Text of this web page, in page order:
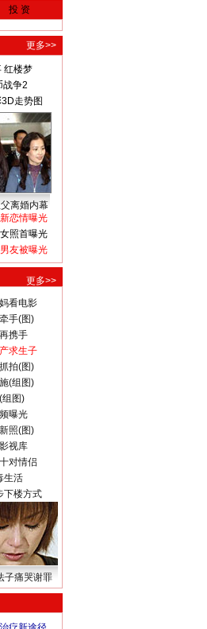
投 资
更多>>
红楼梦
战争2
走势图
离婚内幕
恋情曝光
照首曝光
友被曝光
更多>>
看电影
手(图)
携手
求生子
拍(图)
(组图)
组图)
曝光
照(图)
视库
对情侣
生活
下楼方式
子痛哭谢罪